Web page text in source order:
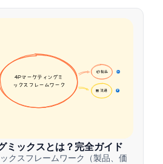
📦 製品 16
🏪 流通 17
4Pマーケティングミ
ックスフレームワーク
ミックスとは？完全ガイド
クスフレームワーク（製品、価